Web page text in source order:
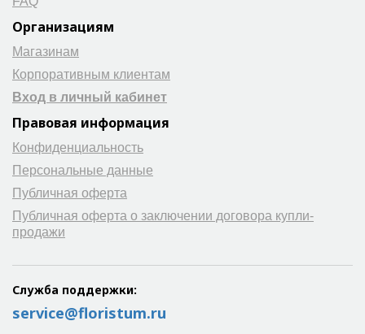
Организациям
Магазинам
Корпоративным клиентам
Вход в личный кабинет
Правовая информация
Конфиденциальность
Персональные данные
Публичная оферта
Публичная оферта о заключении договора купли-
продажи
Служба поддержки:
service@floristum.ru